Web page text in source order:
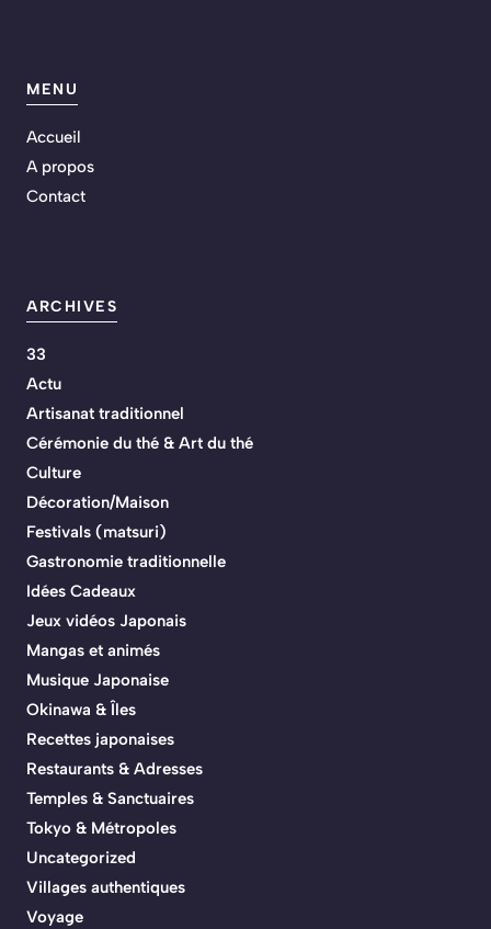
MENU
Accueil
A propos
Contact
ARCHIVES
33
Actu
Artisanat traditionnel
Cérémonie du thé & Art du thé
Culture
Décoration/Maison
Festivals (matsuri)
Gastronomie traditionnelle
Idées Cadeaux
Jeux vidéos Japonais
Mangas et animés
Musique Japonaise
Okinawa & Îles
Recettes japonaises
Restaurants & Adresses
Temples & Sanctuaires
Tokyo & Métropoles
Uncategorized
Villages authentiques
Voyage